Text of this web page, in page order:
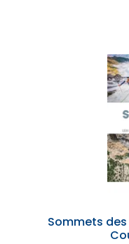
Sommets des